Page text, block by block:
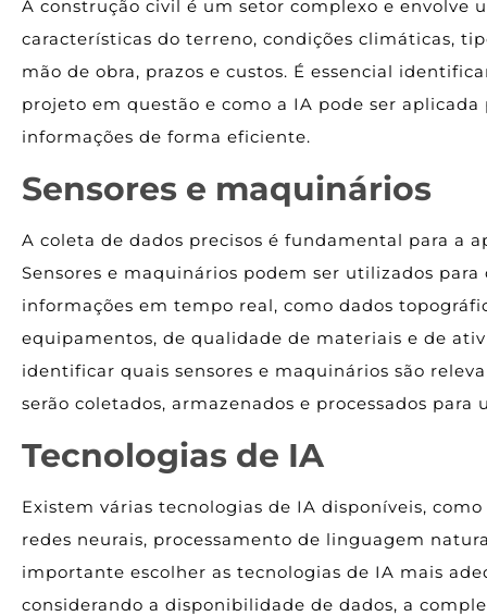
A construção civil é um setor complexo e envolve
características do terreno, condições climáticas,
mão de obra, prazos e custos. É essencial
projeto em questão e como a IA pode ser
informações de forma eficiente.
Sensores e maquinários
A coleta de dados precisos é fundamental para a
Sensores e maquinários podem ser utilizados
informações em tempo real, como dados
equipamentos, de qualidade de materiais e de
identificar quais sensores e maquinários são
serão coletados, armazenados e processados para
Tecnologias de IA
Existem várias tecnologias de IA disponíveis,
redes neurais, processamento de linguagem
importante escolher as tecnologias de IA mais
considerando a disponibilidade de dados, a